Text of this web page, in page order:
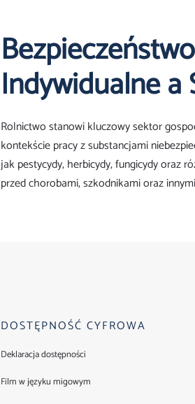
Indywidualne
Rolnictwo stanowi kluczowy sektor
kontekście pracy z substancjami
jak pestycydy, herbicydy, fungicydy oraz
przed chorobami, szkodnikami oraz
DOSTĘPNOŚĆ CYFROWA
Deklaracja dostępności
Film w języku migowym